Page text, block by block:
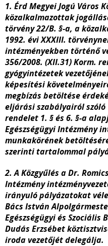
1. Érd Megyei Jogú Város
közalkalmazottak
törvény 22/B. §-a, a
1992. évi XXXIII.
intézményekben történő
356/2008. (XII.31) Korm.
gyógyintézetek
képesítési
megbízás betöltése
eljárási szabályairól szóló
rendelet 1. § és 6. §-a
Egészségügyi Intézmény
munkakörének
szerinti tartalommal
2. A Közgyűlés a Dr.
Intézmény
irányuló pályázatokat
Bács István
Egészségügyi és
Dudás Erzsébet
iroda vezetőjét delegálja.